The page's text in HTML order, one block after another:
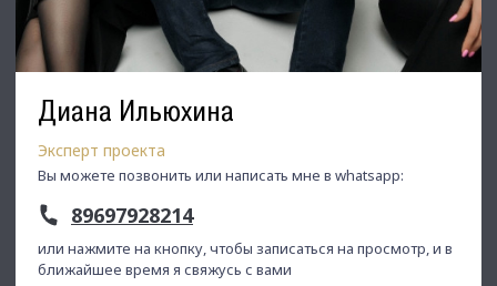
Диана Ильюхина
Эксперт проекта
Вы можете позвонить или написать мне в whatsapp:
89697928214
или нажмите на кнопку, чтобы записаться на просмотр, и в
ближайшее время я свяжусь с вами